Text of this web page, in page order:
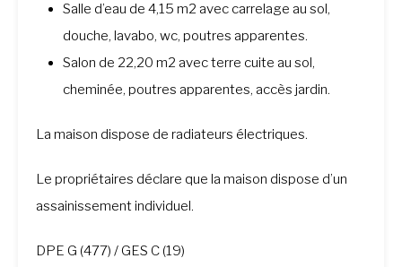
Salle d’eau de 4,15 m2 avec carrelage au sol,
douche, lavabo, wc, poutres apparentes.
Salon de 22,20 m2 avec terre cuite au sol,
cheminée, poutres apparentes, accès jardin.
La maison dispose de radiateurs électriques.
Le propriétaires déclare que la maison dispose d’un
assainissement individuel.
DPE G (477) / GES C (19)